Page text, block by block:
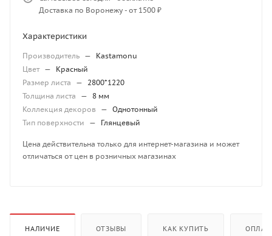
Доставка по Воронежу - от 1500 ₽
Характеристики
Производитель —
Kastamonu
Цвет —
Красный
Размер листа
— 2800*1220
Толщина листа
—
8 мм
Коллекция декоров
— Однотонный
Тип поверхности
— Глянцевый
Цена действительна только для интернет-магазина и может
отличаться от цен в розничных магазинах
НАЛИЧИЕ ОТЗЫВЫ КАК КУПИТЬ